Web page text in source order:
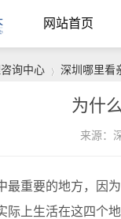
网站首页
询中心 深圳哪里看
为什
来源：
重要的地方，因为
际上生活在这四个